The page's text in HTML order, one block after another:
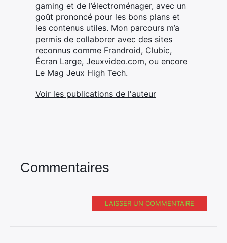
gaming et de l’électroménager, avec un
goût prononcé pour les bons plans et
les contenus utiles. Mon parcours m’a
permis de collaborer avec des sites
reconnus comme Frandroid, Clubic,
Écran Large, Jeuxvideo.com, ou encore
Le Mag Jeux High Tech.
Voir les publications de l'auteur
Commentaires
LAISSER UN COMMENTAIRE